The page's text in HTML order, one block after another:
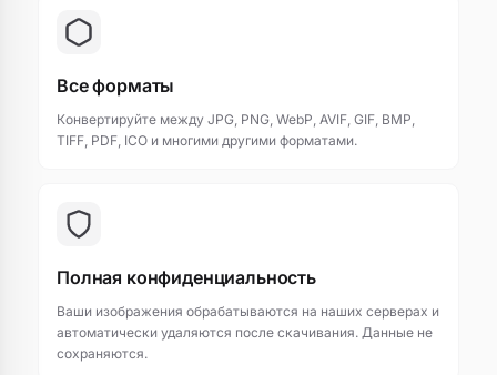
Все форматы
Конвертируйте между JPG, PNG, WebP, AVIF, GIF, BMP,
TIFF, PDF, ICO и многими другими форматами.
Полная конфиденциальность
Ваши изображения обрабатываются на наших серверах и
автоматически удаляются после скачивания. Данные не
сохраняются.